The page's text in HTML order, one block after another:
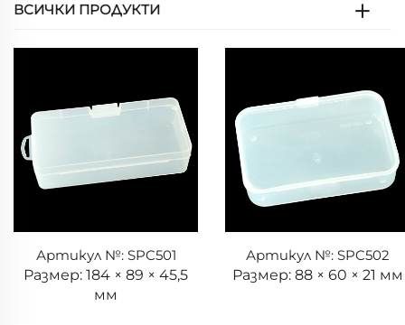
ВСИЧКИ ПРОДУКТИ
Артикул №: SPC501
Размер: 184 × 89 × 45,5
мм
Артикул №: SPC502
Размер: 88 × 60 × 21 мм